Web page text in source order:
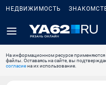
НЕДВИЖИМОСТЬ
На информационном ресурсе применяются
файлы. Оставаясь на сайте, вы
согласиена их использование.